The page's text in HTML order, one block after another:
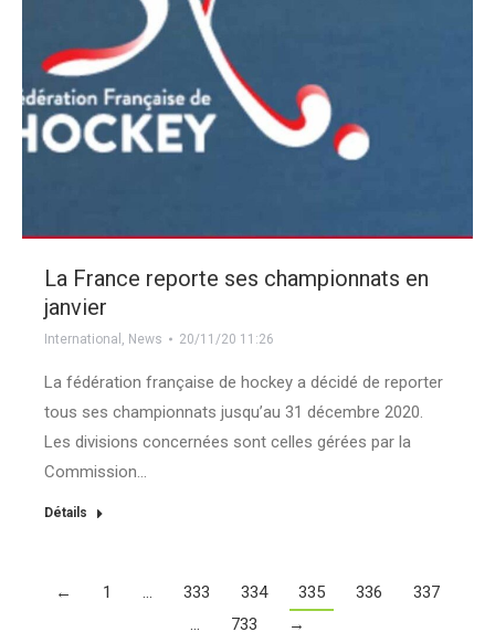
La France reporte ses championnats en
janvier
International , News 20/11/20 11:26
La fédération française de hockey a décidé de reporter
tous ses championnats jusqu’au 31 décembre 2020.
Les divisions concernées sont celles gérées par la
Commission…
Détails
← 1 … 333 334 335 336
337
…
733 →